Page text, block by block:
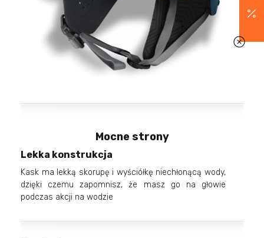
Mocne strony
Lekka konstrukcja
Kask ma lekką skorupę i wyściółkę niechłonącą wody,
dzięki czemu zapomnisz, że masz go na głowie
podczas akcji na wodzie